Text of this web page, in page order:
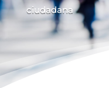
ciudadana